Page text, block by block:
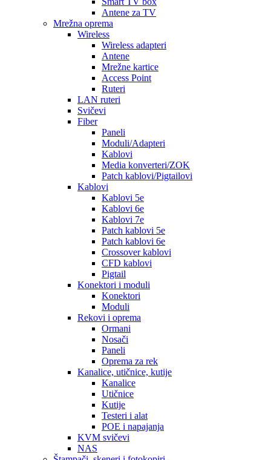
Antene za TV
Mrežna oprema
Wireless
Wireless adapteri
Antene
Mrežne kartice
Access Point
Ruteri
LAN ruteri
Svičevi
Fiber
Paneli
Moduli/Adapteri
Kablovi
Media konverteri/ZOK
Patch kablovi/Pigtailovi
Kablovi
Kablovi 5e
Kablovi 6e
Kablovi 7e
Patch kablovi 5e
Patch kablovi 6e
Crossover kablovi
CFD kablovi
Pigtail
Konektori i moduli
Konektori
Moduli
Rekovi i oprema
Ormani
Nosači
Paneli
Oprema za rek
Kanalice, utičnice, kutije
Kanalice
Utičnice
Kutije
Testeri i alat
POE i napajanja
KVM svičevi
NAS